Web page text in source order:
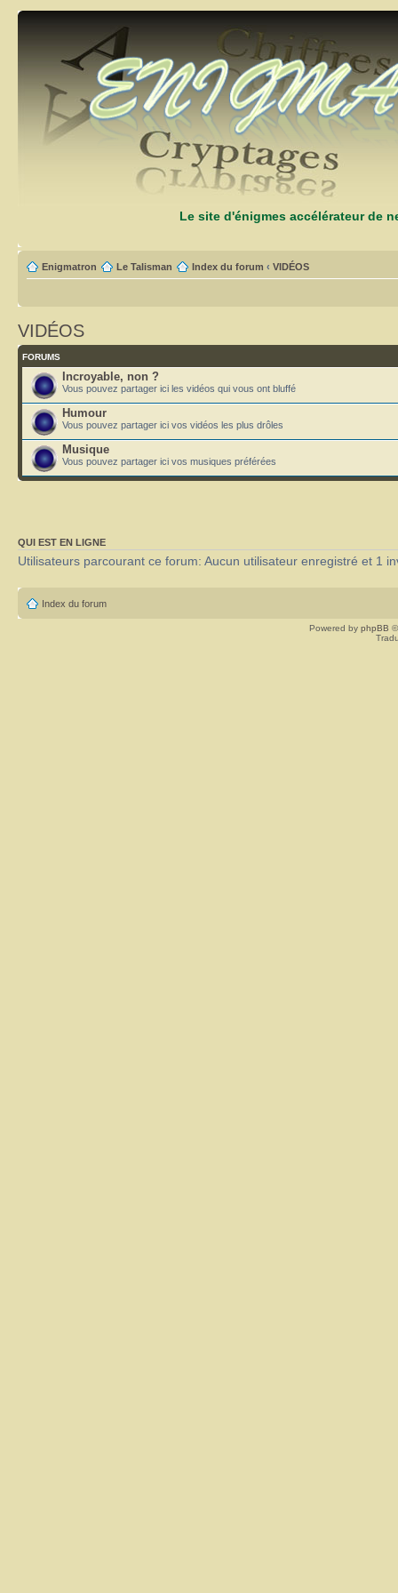
Le site d'énigmes accélérateur de
Enigmatron Le Talisman Index du forum ‹ VIDÉOS
VIDÉOS
FORUMS
Incroyable, non ?
Vous pouvez partager ici les vidéos qui vous ont bluffé
Humour
Vous pouvez partager ici vos vidéos les plus drôles
Musique
Vous pouvez partager ici vos musiques préférées
QUI EST EN LIGNE
Utilisateurs parcourant ce forum: Aucun utilisateur enregistré et 1
Index du forum
Powered by phpBB